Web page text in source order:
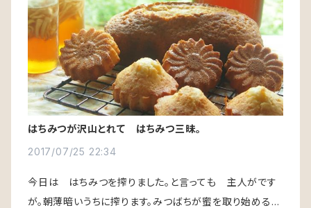
はちみつが沢山とれて はちみつ三昧。
2017/07/25 22:34
今日は はちみつを搾りました。と言っても 主人がです
が。朝薄暗いうちに搾ります。みつばちが蜜を取り始める前